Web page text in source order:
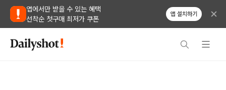
앱에서만 받을 수 있는 혜택
선착순 첫구매 최저가 쿠폰
앱 설치하기